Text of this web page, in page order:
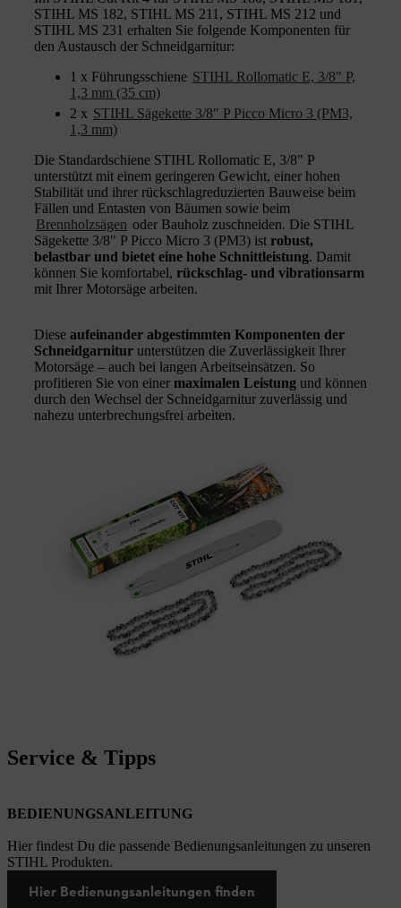
STIHL MS 182, STIHL MS 211, STIHL MS 212 und
STIHL MS 231 erhalten Sie folgende Komponenten für
den Austausch der Schneidgarnitur:
1 x Führungsschiene STIHL Rollomatic E, 3/8" P,
1,3 mm (35 cm)
2 x STIHL Sägekette 3/8" P Picco Micro 3 (PM3,
1,3 mm)
Die Standardschiene STIHL Rollomatic E, 3/8" P
unterstützt mit einem geringeren Gewicht, einer hohen
Stabilität und ihrer rückschlagreduzierten Bauweise beim
Fällen und Entasten von Bäumen sowie beim
Brennholzsägen oder Bauholz zuschneiden. Die STIHL
Sägekette 3/8" P Picco Micro 3 (PM3) ist robust,
belastbar und bietet eine hohe Schnittleistung. Damit
können Sie komfortabel, rückschlag- und vibrationsarm
mit Ihrer Motorsäge arbeiten.
Diese aufeinander abgestimmten Komponenten der
Schneidgarnitur unterstützen die Zuverlässigkeit Ihrer
Motorsäge – auch bei langen Arbeitseinsätzen. So
profitieren Sie von einer maximalen Leistung und können
durch den Wechsel der Schneidgarnitur zuverlässig und
nahezu unterbrechungsfrei arbeiten.
Service & Tipps
BEDIENUNGSANLEITUNG
Hier findest Du die passende Bedienungsanleitungen zu unseren
STIHL Produkten.
Hier Bedienungsanleitungen finden